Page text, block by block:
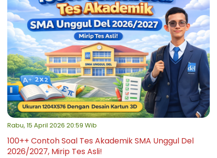
Rabu, 15 April 2026 20:59 Wib
100++ Contoh Soal Tes Akademik SMA Unggul Del
2026/2027, Mirip Tes Asli!